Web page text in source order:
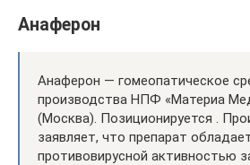
Анаферон
Анаферон — гомеопатическое
производства НПФ «Материа
(Москва). Позиционируется .
заявляет, что препарат
противовирусной активностью